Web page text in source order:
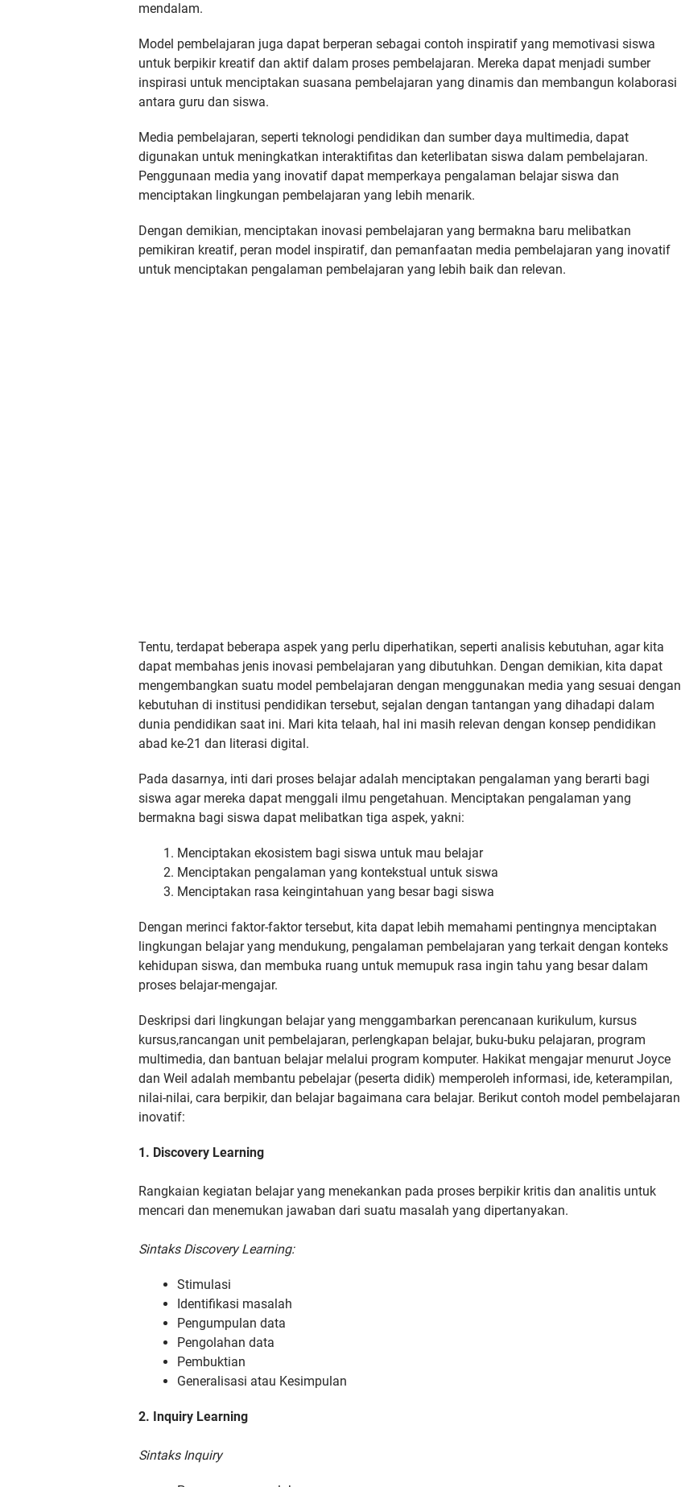
mendalam.
Model pembelajaran juga dapat berperan sebagai contoh inspiratif yang memotivasi siswa
untuk berpikir kreatif dan aktif dalam proses pembelajaran. Mereka dapat menjadi sumber
inspirasi untuk menciptakan suasana pembelajaran yang dinamis dan membangun kolaborasi
antara guru dan siswa.
Media pembelajaran, seperti teknologi pendidikan dan sumber daya multimedia, dapat
digunakan untuk meningkatkan interaktifitas dan keterlibatan siswa dalam pembelajaran.
Penggunaan media yang inovatif dapat memperkaya pengalaman belajar siswa dan
menciptakan lingkungan pembelajaran yang lebih menarik.
Dengan demikian, menciptakan inovasi pembelajaran yang bermakna baru melibatkan
pemikiran kreatif, peran model inspiratif, dan pemanfaatan media pembelajaran yang inovatif
untuk menciptakan pengalaman pembelajaran yang lebih baik dan relevan.
Tentu, terdapat beberapa aspek yang perlu diperhatikan, seperti analisis kebutuhan, agar kita
dapat membahas jenis inovasi pembelajaran yang dibutuhkan. Dengan demikian, kita dapat
mengembangkan suatu model pembelajaran dengan menggunakan media yang sesuai dengan
kebutuhan di institusi pendidikan tersebut, sejalan dengan tantangan yang dihadapi dalam
dunia pendidikan saat ini. Mari kita telaah, hal ini masih relevan dengan konsep pendidikan
abad ke-21 dan literasi digital.
Pada dasarnya, inti dari proses belajar adalah menciptakan pengalaman yang berarti bagi
siswa agar mereka dapat menggali ilmu pengetahuan. Menciptakan pengalaman yang
bermakna bagi siswa dapat melibatkan tiga aspek, yakni:
Menciptakan ekosistem bagi siswa untuk mau belajar
Menciptakan pengalaman yang kontekstual untuk siswa
Menciptakan rasa keingintahuan yang besar bagi siswa
Dengan merinci faktor-faktor tersebut, kita dapat lebih memahami pentingnya menciptakan
lingkungan belajar yang mendukung, pengalaman pembelajaran yang terkait dengan konteks
kehidupan siswa, dan membuka ruang untuk memupuk rasa ingin tahu yang besar dalam
proses belajar-mengajar.
Deskripsi dari lingkungan belajar yang menggambarkan perencanaan kurikulum, kursus
kursus,rancangan unit pembelajaran, perlengkapan belajar, buku-buku pelajaran, program
multimedia, dan bantuan belajar melalui program komputer. Hakikat mengajar menurut Joyce
dan Weil adalah membantu pebelajar (peserta didik) memperoleh informasi, ide, keterampilan,
nilai-nilai, cara berpikir, dan belajar bagaimana cara belajar. Berikut contoh model pembelajaran
inovatif:
1. Discovery Learning
Rangkaian kegiatan belajar yang menekankan pada proses berpikir kritis dan analitis untuk
mencari dan menemukan jawaban dari suatu masalah yang dipertanyakan.
Sintaks Discovery Learning:
Stimulasi
Identifikasi masalah
Pengumpulan data
Pengolahan data
Pembuktian
Generalisasi atau Kesimpulan
2. Inquiry Learning
Sintaks Inquiry